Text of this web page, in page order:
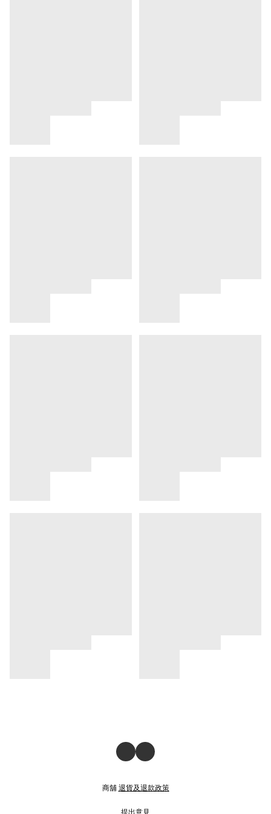
商舖 退貨及退款政策
提出意見